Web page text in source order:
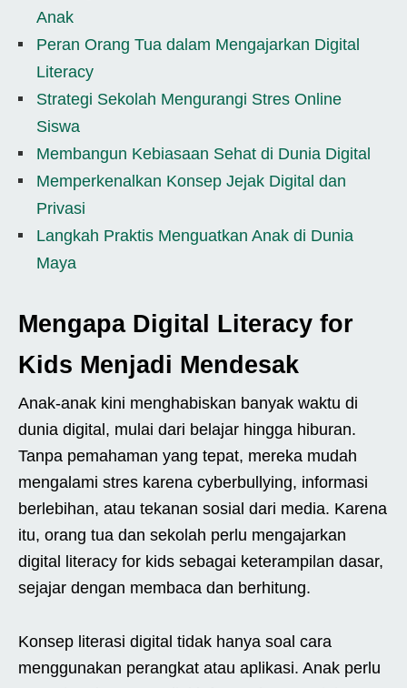
Anak
Peran Orang Tua dalam Mengajarkan Digital
Literacy
Strategi Sekolah Mengurangi Stres Online
Siswa
Membangun Kebiasaan Sehat di Dunia Digital
Memperkenalkan Konsep Jejak Digital dan
Privasi
Langkah Praktis Menguatkan Anak di Dunia
Maya
Mengapa Digital Literacy for
Kids Menjadi Mendesak
Anak-anak kini menghabiskan banyak waktu di
dunia digital, mulai dari belajar hingga hiburan.
Tanpa pemahaman yang tepat, mereka mudah
mengalami stres karena cyberbullying, informasi
berlebihan, atau tekanan sosial dari media. Karena
itu, orang tua dan sekolah perlu mengajarkan
digital literacy for kids sebagai keterampilan dasar,
sejajar dengan membaca dan berhitung.
Konsep literasi digital tidak hanya soal cara
menggunakan perangkat atau aplikasi. Anak perlu